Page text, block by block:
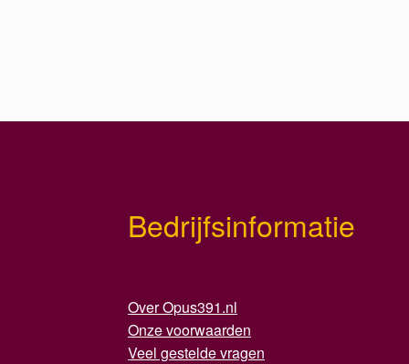
Bedrijfsinformatie
Over Opus391.nl
Onze voorwaarden
Veel gestelde vragen